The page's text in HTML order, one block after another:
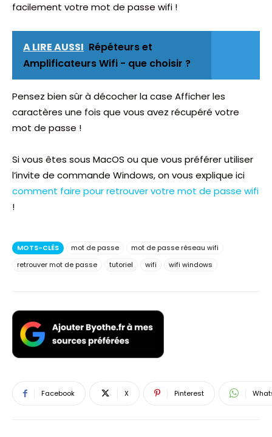
facilement votre mot de passe wifi !
A LIRE AUSSI Répéteurs et
Amplificateurs Wifi - que choisir ?
Pensez bien sûr à décocher la case Afficher les
caractères une fois que vous avez récupéré votre
mot de passe !
Si vous êtes sous MacOS ou que vous préférer utiliser
l’invite de commande Windows, on vous explique ici
comment faire pour retrouver votre mot de passe wifi
!
MOTS-CLÉS mot de passe
mot de passe réseau wifi
retrouver mot de passe
tutoriel wifi wifi windows
Facebook X Pinterest